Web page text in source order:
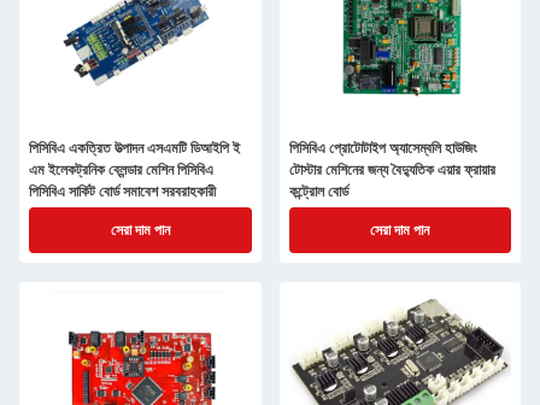
পিসিবিএ একত্রিত উত্পাদন এসএমটি ডিআইপি ই
এম ইলেকট্রনিক ব্লেন্ডার মেশিন পিসিবিএ
পিসিবিএ সার্কিট বোর্ড সমাবেশ সরবরাহকারী
সেরা দাম পান
পিসিবিএ প্রোটোটাইপ অ্যাসেম্বলি হাউজিং
টোস্টার মেশিনের জন্য বৈদ্যুতিক এয়ার ফ্রায়ার
কন্ট্রোল বোর্ড
সেরা দাম পান